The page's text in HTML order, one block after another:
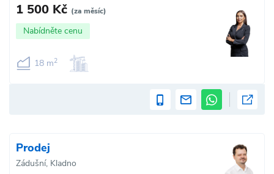
1 500 Kč (za měsíc)
Nabídněte cenu
18 m2
Prodej
Zádušní, Kladno